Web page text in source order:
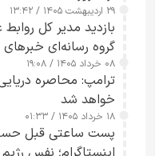
۲۹ اردیبهشت ۱۴۰۵ / ۱۳:۴۲
بازدید مدیر کل
گروه رسانه‌ای
رسانه‌های هوشمند و
۰۸ خرداد ۱۴۰۵ / ۱۹:۰۸
ترامپ: محاصره
خواهد شد
۱۸ خرداد ۱۴۰۵ / ۰۱:۳۳
پست ساعتی قبل حساب